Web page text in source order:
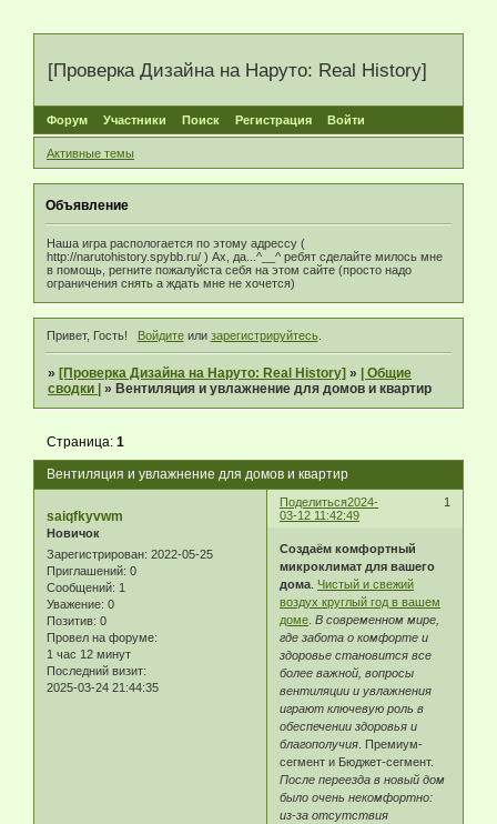
[Проверка Дизайна на Наруто: Real History]
Форум Участники Поиск Регистрация Войти
Активные темы
Объявление
Наша игра распологается по этому адрессу (
http://narutohistory.spybb.ru/ ) Ах, да...^__^ ребят сделайте милось мне
в помощь, регните пожалуйста себя на этом сайте (просто надо
ограничения снять а ждать мне не хочется)
Привет, Гость! Войдитеили зарегистрируйтесь.
» [Проверка Дизайна на Наруто: Real History] »
| Oбщие
сводки |
» Вентиляция и увлажнение для домов и квартир
Вентиляция и увлажнение для домов и квартир
Страница:1
Поделиться 1
2024-
03-12 11:42:49
saiqfkyvwm
Новичок
Зарегистрирован: 2022-05-25
Приглашений: 0
Сообщений: 1
Уважение: 0
Позитив: 0
Провел на форуме:
1 час 12 минут
Последний визит:
2025-03-24 21:44:35
Создаём комфортный
микроклимат для вашего
дома .Чистый и свежий
воздух круглый год в вашем
доме .В современном мире,
где забота о комфорте и
здоровье становится все
более важной, вопросы
вентиляции и увлажнения
играют ключевую роль в
обеспечении здоровья и
благополучия . Премиум-
сегмент и Бюджет-сегмент.
После переезда в новый дом
было очень некомфортно:
из-за отсутствия